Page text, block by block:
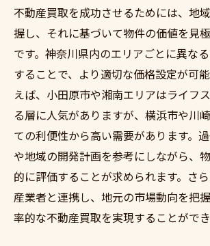
不動産買取を成功させるためには、地
握し、それに基づいて物件の価値を見
です。神奈川県内のエリアごとに異な
することで、より適切な価格設定が可
えば、小田原市や湘南エリアはライフ
る層に人気がありますが、横浜市や川
ての利便性から高い需要があります。
や地域の開発計画を参考にしながら、
的に評価することが求められます。さ
産業者と連携し、地元の市場動向を把
率的な不動産買取を実現することができ